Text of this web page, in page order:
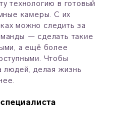
технологию в готовый
камеры. С их
можно следить за
— сделать такие
а ещё более
Чтобы
людей, делая жизнь